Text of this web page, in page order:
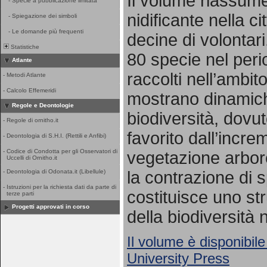
- Spiegazione dei simboli
- Le domande più frequenti
Statistiche
Atlante
- Metodi Atlante
- Calcolo Effemeridi
Regole e Deontologie
- Regole di ornitho.it
- Deontologia di S.H.I. (Rettili e Anfibi)
- Codice di Condotta per gli Osservatori di
Uccelli di Ornitho.it
- Deontologia di Odonata.it (Libellule)
- Istruzioni per la richiesta dati da parte di
terze parti
Progetti approvati in corso
nidificante nella
decine di
80 specie nel
raccolti
mostrano
biodiversità,
favorito
vegetazione
la contrazione di
costituisce uno
della biodiversità
Il volume è
University Press